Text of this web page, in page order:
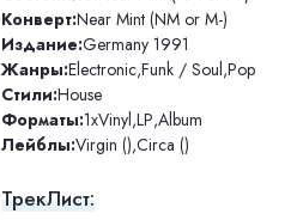
Конверт:Near Mint (NM or M-)
Издание:Germany 1991
Жанры:Electronic,Funk / Soul,Pop
Стили:House
Форматы:1xVinyl,LP,Album
Лейблы:Virgin (),Circa ()
ТрекЛист: